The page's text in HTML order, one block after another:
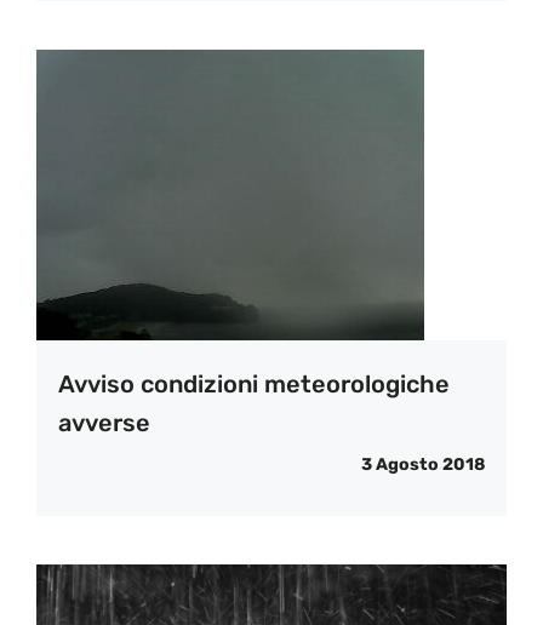
Avviso condizioni meteorologiche
avverse
3 Agosto 2018